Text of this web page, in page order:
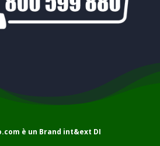
è un Brand int&ext DI